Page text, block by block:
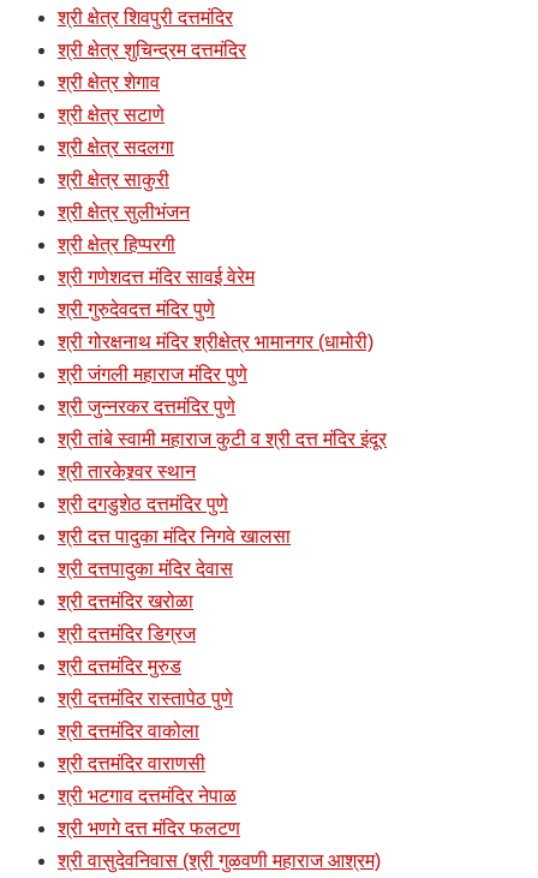
श्री क्षेत्र शिवपुरी दत्तमंदिर
श्री क्षेत्र शुचिन्द्रम दत्तमंदिर
श्री क्षेत्र शेगाव
श्री क्षेत्र सटाणे
श्री क्षेत्र सदलगा
श्री क्षेत्र साकुरी
श्री क्षेत्र सुलीभंजन
श्री क्षेत्र हिप्परगी
श्री गणेशदत्त मंदिर सावई वेरेम
श्री गुरुदेवदत्त मंदिर पुणे
श्री गोरक्षनाथ मंदिर श्रीक्षेत्र भामानगर (धामोरी)
श्री जंगली महाराज मंदिर पुणे
श्री जुन्नरकर दत्तमंदिर पुणे
श्री तांबे स्वामी महाराज कुटी व श्री दत्त मंदिर इंदूर
श्री तारकेश्र्वर स्थान
श्री दगडुशेठ दत्तमंदिर पुणे
श्री दत्त पादुका मंदिर निगवे खालसा
श्री दत्तपादुका मंदिर देवास
श्री दत्तमंदिर खरोळा
श्री दत्तमंदिर डिग्रज
श्री दत्तमंदिर मुरुड
श्री दत्तमंदिर रास्तापेठ पुणे
श्री दत्तमंदिर वाकोला
श्री दत्तमंदिर वाराणसी
श्री भटगाव दत्तमंदिर नेपाळ
श्री भणगे दत्त मंदिर फलटण
श्री वासुदेवनिवास (श्री गुळवणी महाराज आश्रम)